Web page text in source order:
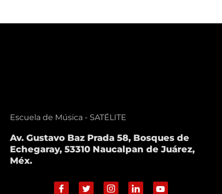
Escuela de Música - SATÉLITE
Av. Gustavo Baz Prada 58, Bosques de
Echegaray, 53310 Naucalpan de Juárez,
Méx.